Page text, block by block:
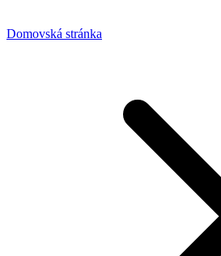
Domovská stránka